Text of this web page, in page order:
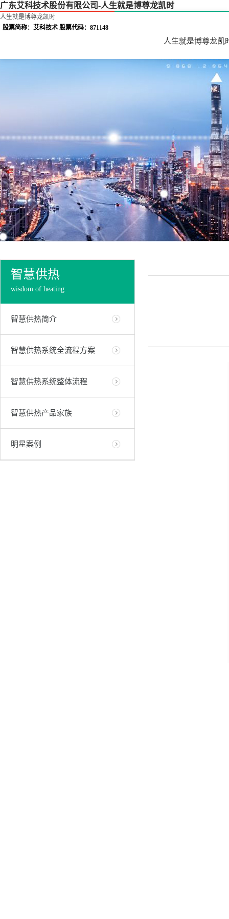
广东艾科技术股份有限公司-人生就是博尊龙凯时
人生就是博尊龙凯时
股票简称：艾科技术 股票代码：871148
人生就是博尊龙凯
智慧供热
wisdom of heating
智慧供热简介
智慧供热系统全流程方案
智慧供热系统整体流程
智慧供热产品家族
明星案例